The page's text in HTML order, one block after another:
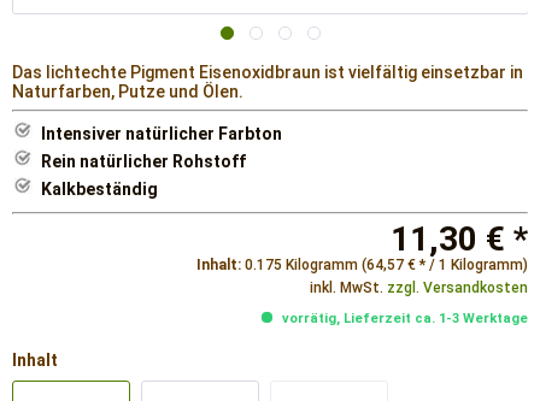
Das lichtechte Pigment Eisenoxidbraun ist vielfältig einsetzbar in
Naturfarben, Putze und Ölen.
Intensiver natürlicher Farbton
Rein natürlicher Rohstoff
Kalkbeständig
11,30 € *
Inhalt: 0.175 Kilogramm (64,57 € * / 1 Kilogramm)
inkl. MwSt. zzgl. Versandkosten
vorrätig, Lieferzeit ca. 1-3 Werktage
Inhalt